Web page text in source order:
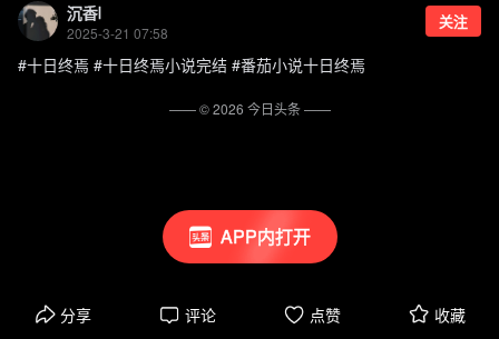
APP内打开
沉香l
2025-3-21 07:58
关注
#十日终焉 #十日终焉小说完结 #番茄小说十日终焉
分享 评论 点赞 收藏
—— ©2026 今日头条——